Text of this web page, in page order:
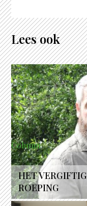
Lees ook
Column
HET
ROEPING